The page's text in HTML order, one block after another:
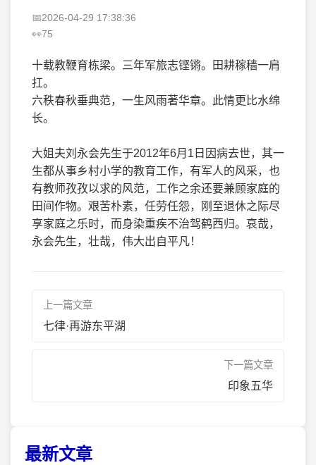
2026-04-29 17:38:36
75
十载教鞭育栋梁。三年军旅志铿锵。田耕稼穑一肩
扛。
六秩春秋垂典范，一生风雨著华章。此情更比水绵
长。
大姐夫刘永会先生于2012年6月1日因病去世，其一
生都从事乡村小学的教育工作，有军人的风采，也
有教师孜孜以求的风范，工作之余还要兼顾家庭的
田间作物。艰苦朴素，任劳任怨，刚至退休之际尽
享家庭之乐时，而身染重疾不治驾鹤西归。哀哉，
永会先生，壮哉，伟大出自平凡！
上一篇文章
七律·再游东平湖
下一篇文章
印象五华
最新文章